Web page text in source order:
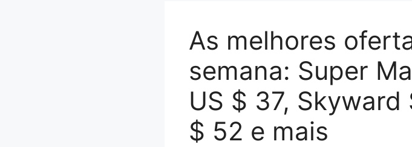
As melhores
semana: Super
US $ 37,
$ 52 e mais